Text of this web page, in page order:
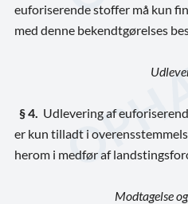
euforiserende stoffer må kun
med denne bekendtgørelses
§ 4. Udlevering af
er kun tilladt i
herom i medfør af
Modtagelse